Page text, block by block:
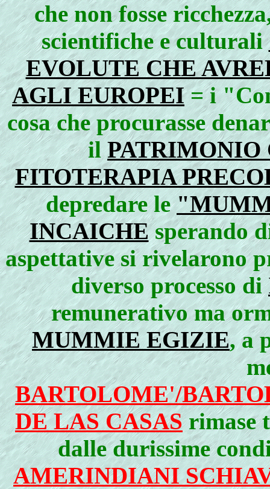
che non fosse
scientifiche e culturali
EVOLUTE CHE
AGLI EUROPEI= i
cosa che procurasse
il
FITOTERAPIA
depredare le
INCAICHEsperando
aspettative si rivelarono
diverso processo di
remunerativo ma
MUMMIE EGIZIE, a
BARTOLOME'/
DE LAS CASAS rimase
dalle durissime
AMERINDIANI